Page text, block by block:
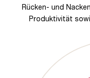
Rücken- und
Produktivität